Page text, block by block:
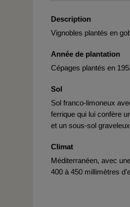
Description
Vignobles plantés en
Année de plantation
Cépages plantés en
Sol
Sol franco-limoneux
ferrique qui lui confère
et un sous-sol
Climat
Méditerranéen, avec
400 à 450 millimètres